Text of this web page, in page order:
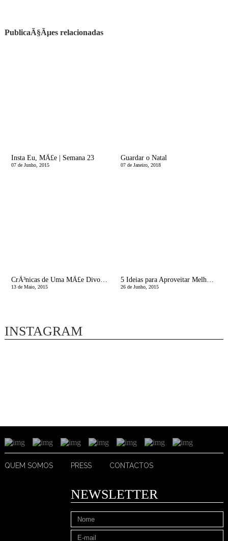
PublicaÃ§Ãµes relacionadas
Insta Eu, MÃ£e | Semana 23
07 de Junho, 2015
Guardar o Natal
07 de Janeiro, 2018
CrÃ³nicas de Uma MÃ£e Divorciada | Dad Bod, Uncle Bod, Stripper Bod, Nice Bod ou Pagode?
13 de Maio, 2015
5 Ideias para Aproveitar Melhor o Fim-de-Semana
26 de Junho, 2015
INSTAGRAM
QUEM SOMOS PRESS CONTACTOS
NEWSLETTER